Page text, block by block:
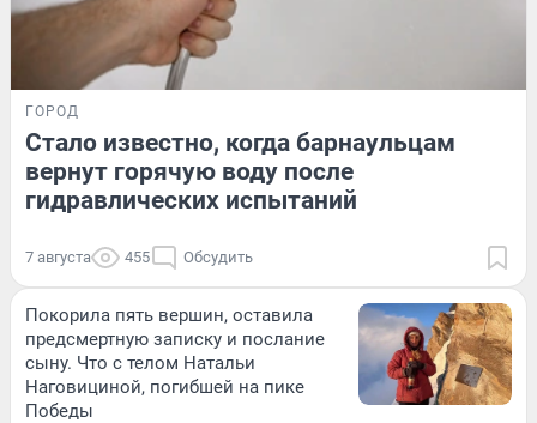
ГОРОД
Стало известно, когда барнаульцам
вернут горячую воду после
гидравлических испытаний
7 августа 455 Обсудить
Покорила пять вершин, оставила
предсмертную записку и послание
сыну. Что с телом Натальи
Наговициной, погибшей на пике
Победы